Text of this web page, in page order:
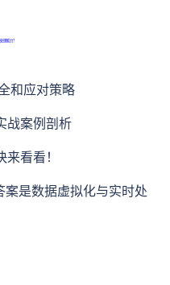
理能力？
和应对策略
战案例剖析
看看！
是数据虚拟化与实时处